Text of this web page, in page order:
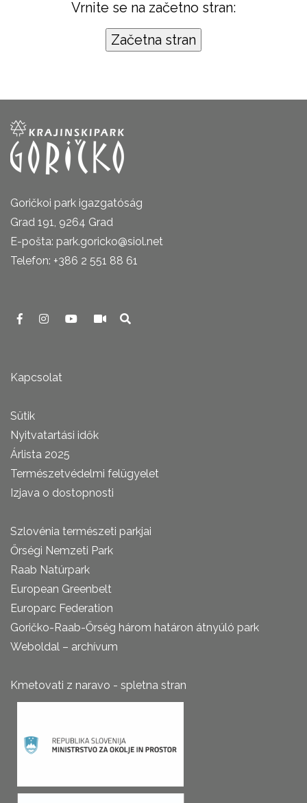
Vrnite se na začetno stran:
Goričkoi park igazgatóság
Grad 191, 9264 Grad
E-pošta: park.goricko@siol.net
Telefon: +386 2 551 88 61
Kapcsolat
Sütik
Nyitvatartási idők
Árlista 2025
Természetvédelmi felügyelet
Izjava o dostopnosti
Szlovénia természeti parkjai
Őrségi Nemzeti Park
Raab Natúrpark
European Greenbelt
Europarc Federation
Goričko-Raab-Őrség három határon átnyúló park
Weboldal – archívum
Kmetovati z naravo - spletna stran